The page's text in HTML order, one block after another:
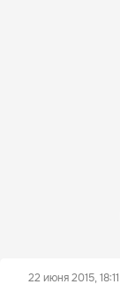
22 июня 2015, 18:11